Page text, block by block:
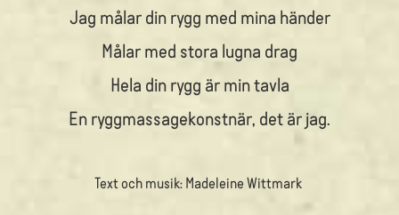
Jag målar din rygg med mina händer
Målar med stora lugna drag
Hela din rygg är min tavla
En ryggmassagekonstnär, det är jag.
Text och musik: Madeleine Wittmark